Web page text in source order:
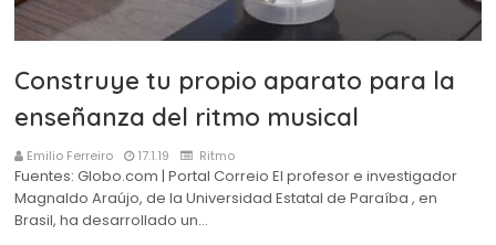
Construye tu propio aparato para la
enseñanza del ritmo musical
Emilio Ferreiro 17.1.19 Ritmo
Fuentes: Globo.com | Portal Correio El profesor e investigador
Magnaldo Araújo, de la Universidad Estatal de Paraíba , en
Brasil, ha desarrollado un…